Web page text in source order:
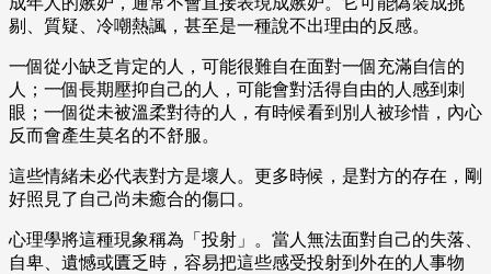
剔、質疑、冷嘲熱諷，甚至是一種說不出理由的反感。
一個從小缺乏肯定的人，可能很難自在面對一個充滿自信的
人；一個長期壓抑自己的人，可能會對活得自由的人感到刺
眼；一個從未被溫柔對待的人，有時候看到別人被珍惜，內心
反而會產生莫名的不舒服。
這些情緒未必代表對方是壞人。更多時候，是對方的存在，剛
好照見了自己尚未癒合的傷口。
心理學將這種現象稱為「投射」。當人無法面對自己的失落、
自卑、遺憾或匱乏時，容易把這些感受投射到外在的人事物